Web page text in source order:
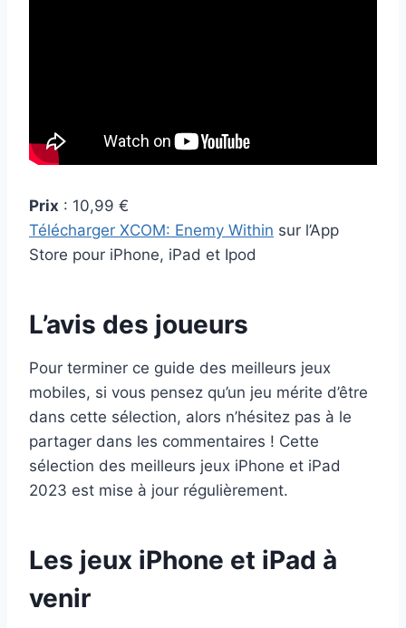
Prix : 10,99 €
Télécharger XCOM: Enemy Within sur l’App
Store pour iPhone, iPad et Ipod
L’avis des joueurs
Pour terminer ce guide des meilleurs jeux
mobiles, si vous pensez qu’un jeu mérite d’être
dans cette sélection, alors n’hésitez pas à le
partager dans les commentaires ! Cette
sélection des meilleurs jeux iPhone et iPad
2023 est mise à jour régulièrement.
Les jeux iPhone et iPad à
venir